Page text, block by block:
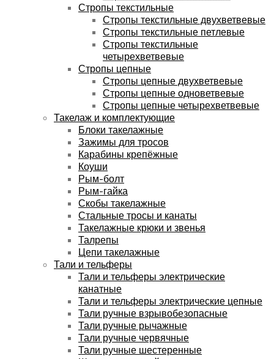
Стропы текстильные
Стропы текстильные двухветвевые
Стропы текстильные петлевые
Стропы текстильные
четырехветвевые
Стропы цепные
Стропы цепные двухветвевые
Стропы цепные одноветвевые
Стропы цепные четырехветвевые
Такелаж и комплектующие
Блоки такелажные
Зажимы для тросов
Карабины крепёжные
Коуши
Рым-болт
Рым-гайка
Скобы такелажные
Стальные тросы и канаты
Такелажные крюки и звенья
Талрепы
Цепи такелажные
Тали и тельферы
Тали и тельферы электрические
канатные
Тали и тельферы электрические цепные
Тали ручные взрывобезопасные
Тали ручные рычажные
Тали ручные червячные
Тали ручные шестеренные